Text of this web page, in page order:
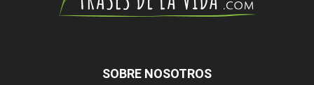
SOBRE NOSOTROS